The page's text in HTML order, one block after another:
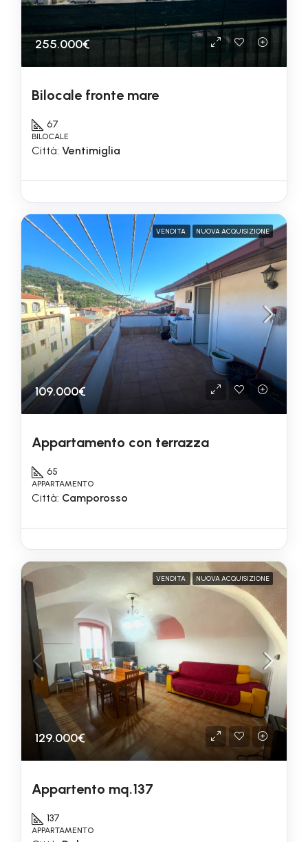
255.000€
Bilocale fronte mare
67
BILOCALE
Città: Ventimiglia
VENDITA NUOVA ACQUISIZIONE
109.000€
Appartamento con terrazza
65
APPARTAMENTO
Città: Camporosso
VENDITA NUOVA ACQUISIZIONE
129.000€
Appartento mq.137
137
APPARTAMENTO